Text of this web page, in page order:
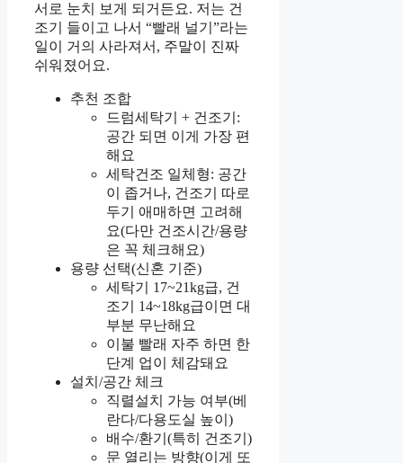
서로 눈치 보게 되거든요. 저는 건
조기 들이고 나서 “빨래 널기”라는
일이 거의 사라져서, 주말이 진짜
쉬워졌어요.
추천 조합
드럼세탁기 + 건조기:
공간 되면 이게 가장 편
해요
세탁건조 일체형: 공간
이 좁거나, 건조기 따로
두기 애매하면 고려해
요(다만 건조시간/용량
은 꼭 체크해요)
용량 선택(신혼 기준)
세탁기 17~21kg급, 건
조기 14~18kg급이면 대
부분 무난해요
이불 빨래 자주 하면 한
단계 업이 체감돼요
설치/공간 체크
직렬설치 가능 여부(베
란다/다용도실 높이)
배수/환기(특히 건조기)
문 열리는 방향(이게 또